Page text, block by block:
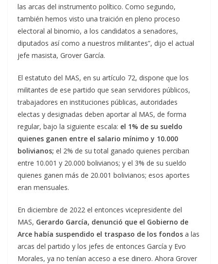
las arcas del instrumento político. Como segundo,
también hemos visto una traición en pleno proceso
electoral al binomio, a los candidatos a senadores,
diputados así como a nuestros militantes”, dijo el actual
jefe masista, Grover García.
El estatuto del MAS, en su artículo 72, dispone que los
militantes de ese partido que sean servidores públicos,
trabajadores en instituciones públicas, autoridades
electas y designadas deben aportar al MAS, de forma
regular, bajo la siguiente escala: el 1% de su sueldo
quienes ganen entre el salario mínimo y 10.000
bolivianos; el 2% de su total ganado quienes perciban
entre 10.001 y 20.000 bolivianos; y el 3% de su sueldo
quienes ganen más de 20.001 bolivianos; esos aportes
eran mensuales.
En diciembre de 2022 el entonces vicepresidente del
MAS, Gerardo García, denunció que el Gobierno de
Arce había suspendido el traspaso de los fondos a las
arcas del partido y los jefes de entonces García y Evo
Morales, ya no tenían acceso a ese dinero. Ahora Grover